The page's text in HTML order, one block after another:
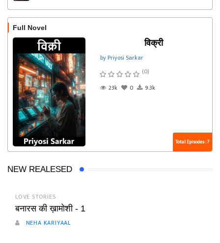
Full Novel
विक्री
by Priyosi Sarkar
(0)
23k
0 9.3k
Total Episodes : 7
NEW REALESED
LOVE STORIES
बनारस की ख़ामोशी - 1
NEHA KARIYAAL